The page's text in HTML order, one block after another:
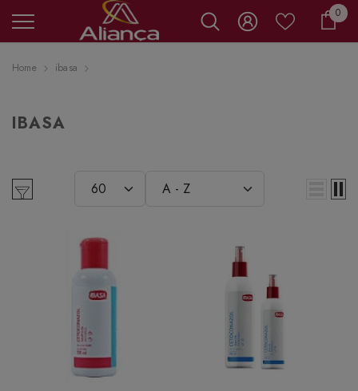
00
Home ibasa
IBASA